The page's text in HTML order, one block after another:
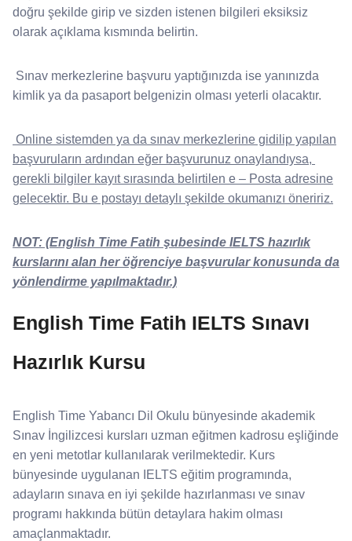
doğru şekilde girip ve sizden istenen bilgileri eksiksiz
olarak açıklama kısmında belirtin.
Sınav merkezlerine başvuru yaptığınızda ise yanınızda
kimlik ya da pasaport belgenizin olması yeterli olacaktır.
Online sistemden ya da sınav merkezlerine gidilip yapılan
başvuruların ardından eğer başvurunuz onaylandıysa,
gerekli bilgiler kayıt sırasında belirtilen e – Posta adresine
gelecektir. Bu e postayı detaylı şekilde okumanızı öneririz.
NOT: (English Time Fatih şubesinde IELTS hazırlık
kurslarını alan her öğrenciye başvurular konusunda da
yönlendirme yapılmaktadır.)
English Time Fatih IELTS Sınavı
Hazırlık Kursu
English Time Yabancı Dil Okulu bünyesinde akademik
Sınav İngilizcesi kursları uzman eğitmen kadrosu eşliğinde
en yeni metotlar kullanılarak verilmektedir. Kurs
bünyesinde uygulanan IELTS eğitim programında,
adayların sınava en iyi şekilde hazırlanması ve sınav
programı hakkında bütün detaylara hakim olması
amaçlanmaktadır.